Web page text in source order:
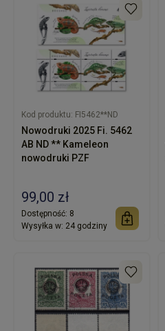
Kod produktu: FI5462**ND
Nowodruki 2025 Fi. 5462
AB ND ** Kameleon
nowodruki PZF
99,00 zł
Dostępność: 8
Wysyłka w: 24 godziny